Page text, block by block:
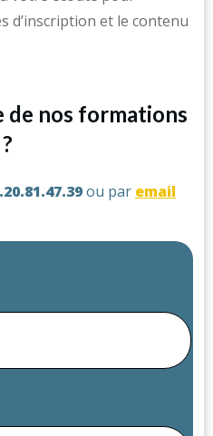
d’inscription et le contenu
de nos formations
?
ou par email